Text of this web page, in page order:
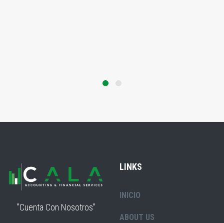
"Cuenta Con Nosotros"
LINKS
INICIO
ABOUT US